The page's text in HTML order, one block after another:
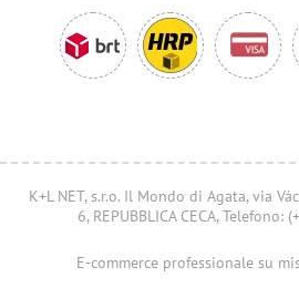
K+L NET, s.r.o. Il Mondo di Agata, via
6, REPUBBLICA CECA,
E-commerce professionale su